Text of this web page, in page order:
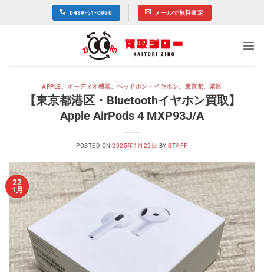
0489-51-0990 メールで無料査定
APPLE オーディオ機器 、ヘッドホン・イヤホン 東京都 港区
【東京都港区・Bluetoothイヤホン買取】
Apple AirPods 4 MXP93J/A
POSTED ON2025年1月22日 BYSTAFF
22
1月